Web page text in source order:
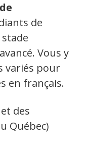
de
Vous y
variés pour
en français.
des
Québec)